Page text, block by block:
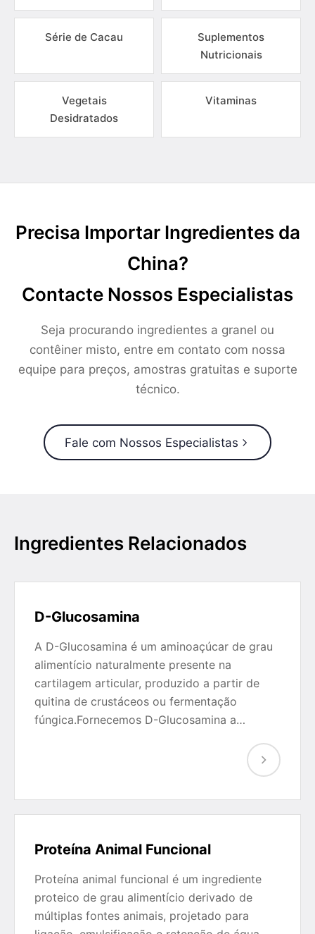
Série de Cacau
Suplementos
Nutricionais
Vegetais
Desidratados
Vitaminas
Precisa Importar Ingredientes da
China?
Contacte Nossos Especialistas
Seja procurando ingredientes a granel ou
contêiner misto, entre em contato com nossa
equipe para preços, amostras gratuitas e suporte
técnico.
Fale com Nossos Especialistas
Ingredientes Relacionados
D-Glucosamina
A D-Glucosamina é um aminoaçúcar de grau
alimentício naturalmente presente na
cartilagem articular, produzido a partir de
quitina de crustáceos ou fermentação
fúngica.Fornecemos D-Glucosamina a…
Proteína Animal Funcional
Proteína animal funcional é um ingrediente
proteico de grau alimentício derivado de
múltiplas fontes animais, projetado para